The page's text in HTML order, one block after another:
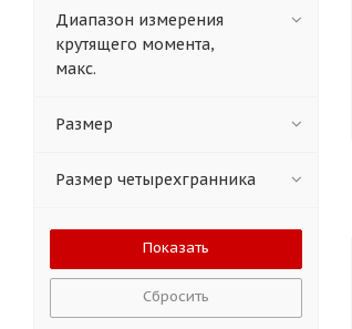
Диапазон измерения
крутящего момента,
макс.
Размер
Размер четырехгранника
Сбросить